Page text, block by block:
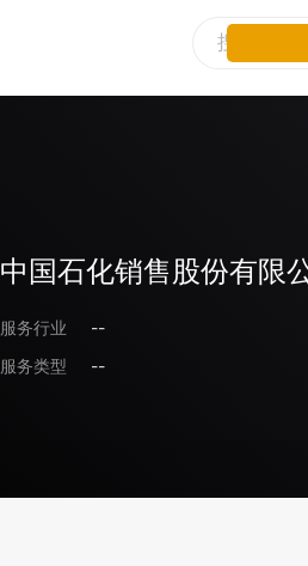
中国石化销售股份有限
服务行业
--
服务类型
--